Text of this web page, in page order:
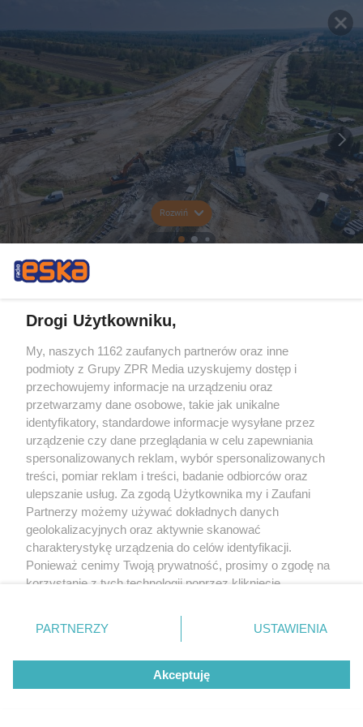
Rozwiń
Drogi Użytkowniku,
My, naszych 1162 zaufanych partnerów oraz inne
podmioty z Grupy ZPR Media uzyskujemy dostęp i
przechowujemy informacje na urządzeniu oraz
przetwarzamy dane osobowe, takie jak unikalne
identyfikatory, standardowe informacje wysyłane przez
urządzenie czy dane przeglądania w celu zapewniania
spersonalizowanych reklam, wybór spersonalizowanych
treści, pomiar reklam i treści, badanie odbiorców oraz
ulepszanie usług. Za zgodą Użytkownika my i Zaufani
Partnerzy możemy używać dokładnych danych
geolokalizacyjnych oraz aktywnie skanować
charakterystykę urządzenia do celów identyfikacji.
Ponieważ cenimy Twoją prywatność, prosimy o zgodę na
korzystanie z tych technologii poprzez kliknięcie
zmienić/wycofać klikając przycisk ustawień prywatności
znajdujący się w lewym dolnym rogu strony
rodzaje przetwarzania danych nie wymagają zgody
użytkownika, ale masz prawo sprzeciwić się takiemu
przetwarzaniu. Preferencje będą miały zastosowanie tylko
PARTNERZY USTAWIENIA
Akceptuję